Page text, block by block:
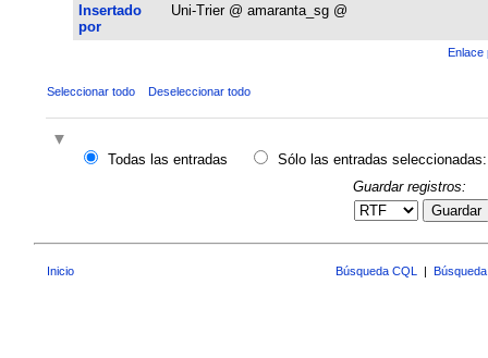
Insertado
por
Uni-Trier @ amaranta_sg @
Enlace
Seleccionar todo Deseleccionar todo
Todas las entradas
Sólo las entradas seleccionadas:
Guardar registros:
Guardar
Inicio Búsqueda CQL